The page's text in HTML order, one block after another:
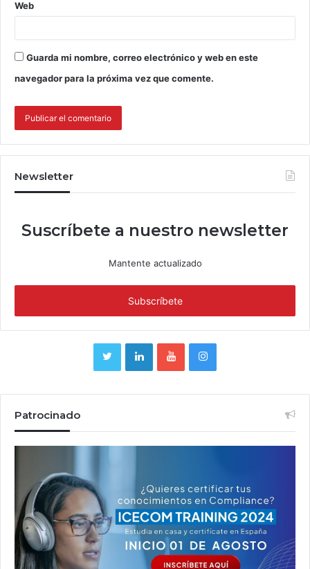
Web
Guarda mi nombre, correo electrónico y web en este
navegador para la próxima vez que comente.
Newsletter
Suscríbete a nuestro newsletter
Mantente actualizado
Patrocinado